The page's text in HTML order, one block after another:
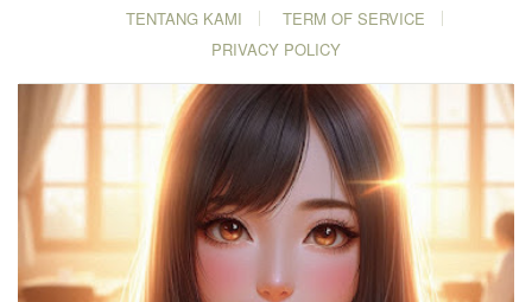
TENTANG KAMI
TERM OF SERVICE
PRIVACY POLICY